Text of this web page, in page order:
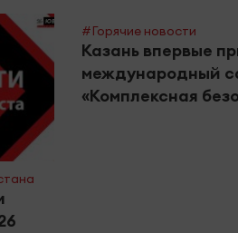
#Горячие новости
Казань впервые
международный
«Комплексная